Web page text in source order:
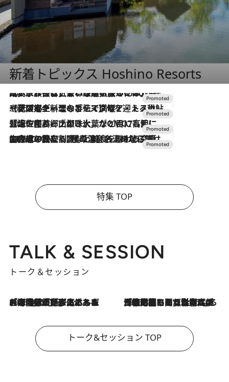
新着トピックス Hoshino Resorts
2026.7.31
【ホテル帰省】という選択肢をOMOが提案。家族とほどよい距離を保つには「昼は実家、夜は気兼ねなくホテルで！」
2026.7.24
【夏限定ディナーコース】旬を迎える稚鮎や花ズッキーニなどをイタリア・トスカーナの郷土料理の手法で満喫！
2026.7.17
「土佐和ハーブかき氷」がOMO7高知に登場！生姜、山椒、大葉など目にも舌にも涼を呼ぶ郷土の味
2026.7.10
NEW OPEN！【界 草津】名湯の地に誕生。趣の異なる2種の温泉と上州ならではの会席・蕎麦割烹など美食を味わう究極の癒やし旅
特集 TOP
TALK & SESSION
トーク＆セッション
2026.8.3
「今後値上げがあるとすれば…」「リスクがあるのは今年の冬」エネルギー専門家が語る、ホルムズ海峡封鎖が家庭にもたらす“ある心配” 2026.8.3
「住宅建てられない…」「サーチャージ料の高値が続いている」ホルムズ海峡封鎖による影響はいつまで続く？《エネルギー専門家に聞く“どうなる日本の暮らし”》
トーク&セッション TOP